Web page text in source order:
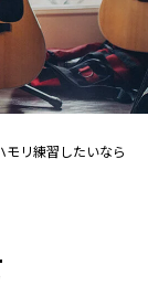
モリ練習したいなら